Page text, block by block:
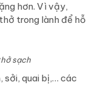
hơn. Vì vậy,
trong lành để hỗ
sạch
sởi, quai bị,… các